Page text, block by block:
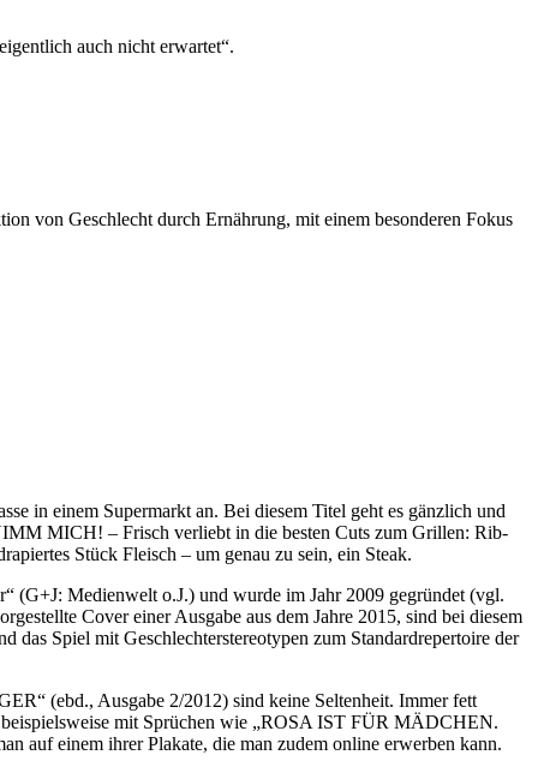
auch nicht erwartet“.
von Geschlecht durch Ernährung, mit einem besonderen Fokus
in einem Supermarkt an. Bei diesem Titel geht es gänzlich und
MICH! – Frisch verliebt in die besten Cuts zum Grillen: Rib-
Stück Fleisch – um genau zu sein, ein Steak.
(G+J: Medienwelt o.J.) und wurde im Jahr 2009 gegründet (vgl.
Cover einer Ausgabe aus dem Jahre 2015, sind bei diesem
das Spiel mit Geschlechterstereotypen zum Standardrepertoire der
(ebd., Ausgabe 2/2012) sind keine Seltenheit. Immer fett
beispielsweise mit Sprüchen wie „ROSA IST FÜR MÄDCHEN.
einem ihrer Plakate, die man zudem online erwerben kann.